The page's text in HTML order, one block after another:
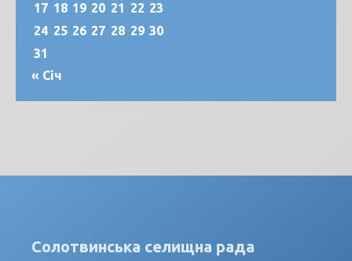
17 18 19 20 21 22 23
24 25 26 27 28 29 30
31
« Січ
Солотвинська селищна рада